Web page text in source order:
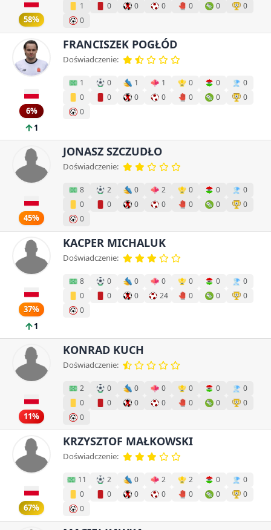
58%
1
0 0 0 0 0
0
0
6%
1
FRANCISZEK POGŁÓD
Doświadczenie:
1 0 1 1 0 0
0
0
0 0 0 0 0
0
0
45%
JONASZ SZCZUDŁO
Doświadczenie:
8 2 0 2 0 0
0
0
0 0 0 0 0
0
0
37%
1
KACPER MICHALUK
Doświadczenie:
8 0 0 0 0 0
0
0
0 0 24 0 0
0
0
11%
KONRAD KUCH
Doświadczenie:
2 0 0 0 0 0
0
0
0 0 0 0 0
0
0
67%
KRZYSZTOF MAŁKOWSKI
Doświadczenie:
11 2 0 2 2 0
0
0
0 0 0 0 0
0
0